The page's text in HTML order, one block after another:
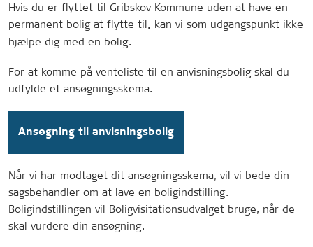
Hvis du er flyttet til Gribskov Kommune uden at have en
permanent bolig at flytte til, kan vi som udgangspunkt ikke
hjælpe dig med en bolig.
For at komme på venteliste til en anvisningsbolig skal du
udfylde et ansøgningsskema.
Ansøgning til anvisningsbolig
Når vi har modtaget dit ansøgningsskema, vil vi bede din
sagsbehandler om at lave en boligindstilling.
Boligindstillingen vil Boligvisitationsudvalget bruge, når de
skal vurdere din ansøgning.